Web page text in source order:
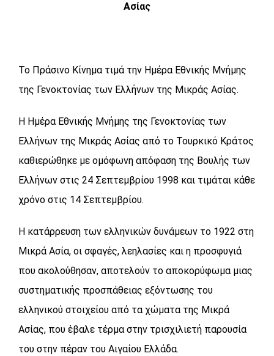
Ασίας
Το Πράσινο Κίνημα τιμά την Ημέρα Εθνικής Μνήμης
της Γενοκτονίας των Ελλήνων της Μικράς Ασίας.
Η Ημέρα Εθνικής Μνήμης της Γενοκτονίας των
Ελλήνων της Μικράς Ασίας από το Τουρκικό Κράτος
καθιερώθηκε με ομόφωνη απόφαση της Βουλής των
Ελλήνων στις 24 Σεπτεμβρίου 1998 και τιμάται κάθε
χρόνο στις 14 Σεπτεμβρίου.
Η κατάρρευση των ελληνικών δυνάμεων το 1922 στη
Μικρά Ασία, οι σφαγές, λεηλασίες και η προσφυγιά
που ακολούθησαν, αποτελούν το αποκορύφωμα μιας
συστηματικής προσπάθειας εξόντωσης του
ελληνικού στοιχείου από τα χώματα της Μικρά
Ασίας, που έβαλε τέρμα στην τρισχιλιετή παρουσία
του στην πέραν του Αιγαίου Ελλάδα.